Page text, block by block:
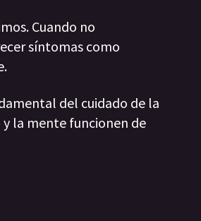
Cuando no
síntomas como
del cuidado de la
la mente funcionen de